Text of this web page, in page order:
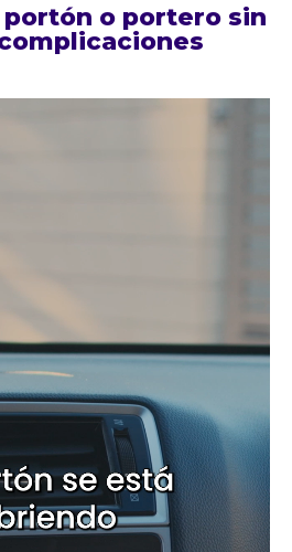
o portero sin